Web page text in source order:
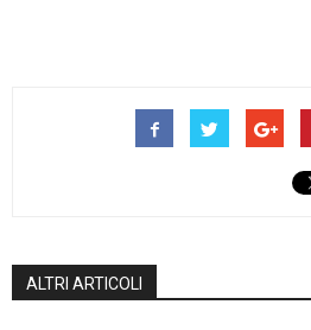
ALTRI ARTICOLI